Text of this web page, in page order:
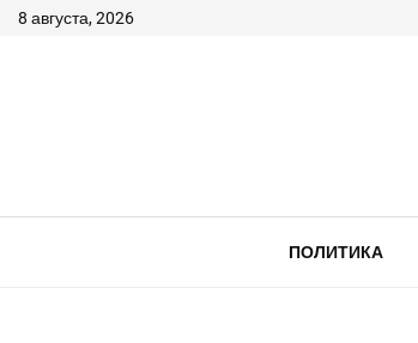
8 августа, 2026
ПОЛИТИКА